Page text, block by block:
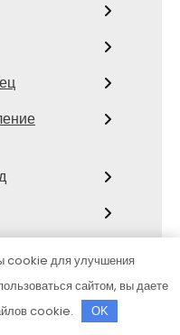
cookie для улучшения
сайтом, вы даете
cookie.
OK